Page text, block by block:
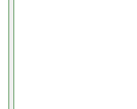
Magnaboscoexpress
Magnaboscoexpress -